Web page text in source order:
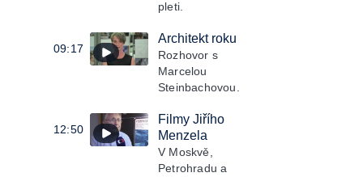
pleti.
09:17
Architekt roku
Rozhovor s
Marcelou
Steinbachovou.
12:50
Filmy Jiřího
Menzela
V Moskvě,
Petrohradu a